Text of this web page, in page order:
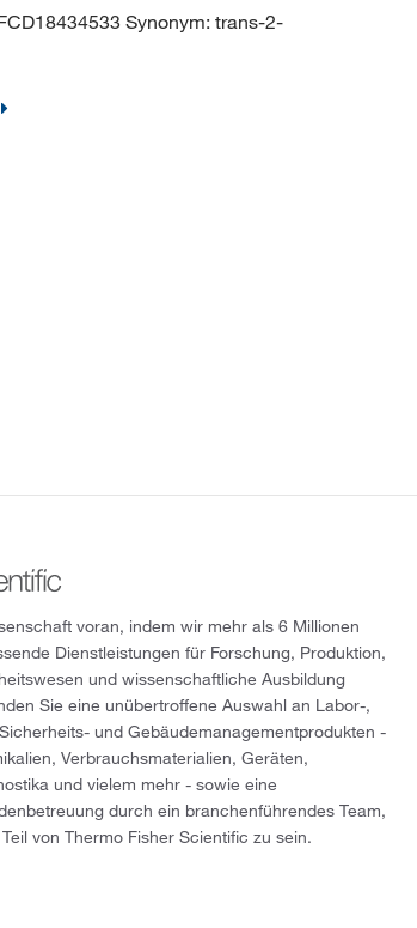
Synonym: trans-2-
voran, indem wir mehr als 6 Millionen
Dienstleistungen für Forschung, Produktion,
und wissenschaftliche Ausbildung
Sie eine unübertroffene Auswahl an Labor-,
und Gebäudemanagementprodukten -
Verbrauchsmaterialien, Geräten,
und vielem mehr - sowie eine
durch ein branchenführendes Team,
von Thermo Fisher Scientific zu sein.